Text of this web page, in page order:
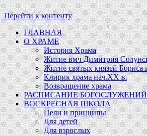
Перейти к контенту
ГЛАВНАЯ
О ХРАМЕ
История Храма
Житие вмч Димитрия
Житие святых князей Бориса
Клирик храма нач.ХХ в.
Возвращение храма
РАСПИСАНИЕ БОГОСЛУЖЕНИЙ
ВОСКРЕСНАЯ ШКОЛА
Цели и принципы
Для детей
Для взрослых